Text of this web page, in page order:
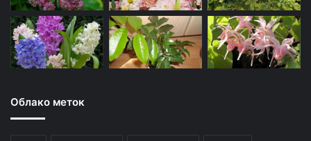
Облако меток